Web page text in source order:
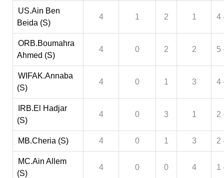
US.Ain Ben
Beida (S)
4 1 2 1 4
ORB.Boumahra
Ahmed (S)
4 0 2 2 5
WIFAK.Annaba
(S)
4 0 1 3 4
IRB.El Hadjar
(S)
4 0 3 1 2
MB.Cheria (S) 4 0 1 3 2
MC.Ain Allem
(S)
4 0 0 4 1